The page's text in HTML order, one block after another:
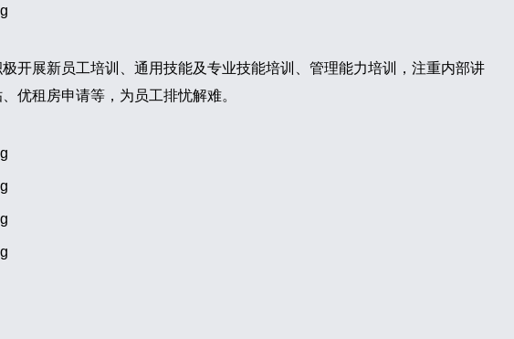
开展新员工培训、通用技能及专业技能培训、管理能力培训，注重内部讲
优租房申请等，为员工排忧解难。